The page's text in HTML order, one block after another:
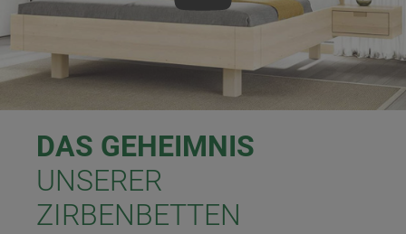
DAS GEHEIMNIS
UNSERER
ZIRBENBETTEN